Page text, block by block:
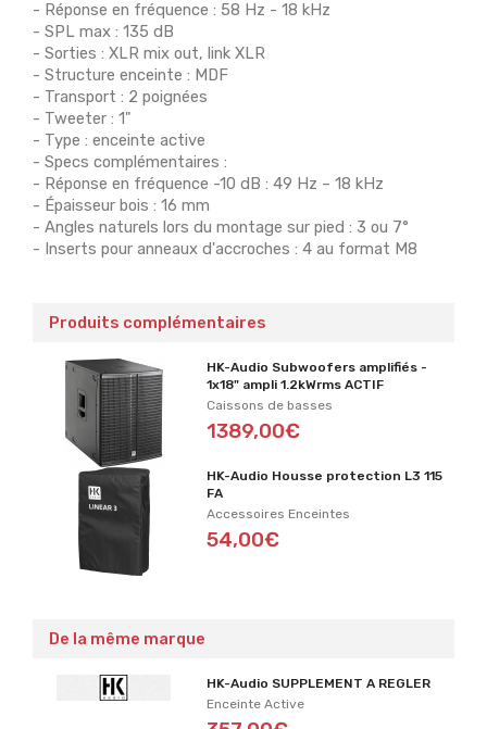
- Réponse en fréquence : 58 Hz - 18 kHz
- SPL max : 135 dB
- Sorties : XLR mix out, link XLR
- Structure enceinte : MDF
- Transport : 2 poignées
- Tweeter : 1"
- Type : enceinte active
- Specs complémentaires :
- Réponse en fréquence -10 dB : 49 Hz – 18 kHz
- Épaisseur bois : 16 mm
- Angles naturels lors du montage sur pied : 3 ou 7°
- Inserts pour anneaux d'accroches : 4 au format M8
Produits complémentaires
HK-Audio Subwoofers amplifiés -
1x18" ampli 1.2kWrms ACTIF
Caissons de basses
1389,00€
HK-Audio Housse protection L3 115
FA
Accessoires Enceintes
54,00€
De la même marque
HK-Audio SUPPLEMENT A REGLER
Enceinte Active